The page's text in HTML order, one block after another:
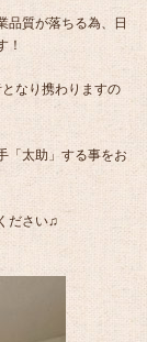
品質が落ちる為、日
！
なり携わりますの
「太助」する事をお
ださい♫